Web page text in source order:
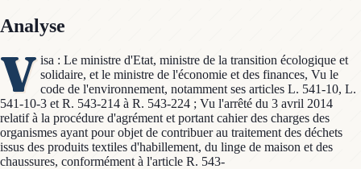
Analyse
V isa : Le ministre d'Etat, ministre de la transition écologique et
solidaire, et le ministre de l'économie et des finances, Vu le
code de l'environnement, notamment ses articles L. 541-10, L.
541-10-3 et R. 543-214 à R. 543-224 ; Vu l'arrêté du 3 avril 2014
relatif à la procédure d'agrément et portant cahier des charges des
organismes ayant pour objet de contribuer au traitement des déchets
issus des produits textiles d'habillement, du linge de maison et des
chaussures, conformément à l'article R. 543-